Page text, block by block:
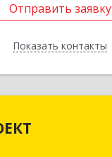
Отправить заявку
Показать контакты
Отправить заявку
Назад